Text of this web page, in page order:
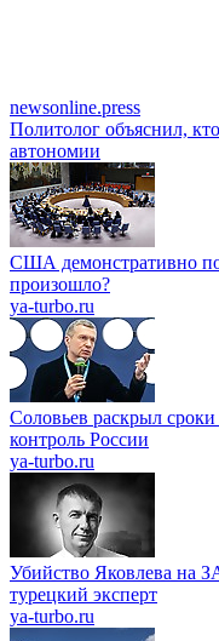
newsonline.press
Политолог объяснил,
автономии
США демонстративно
произошло?
ya-turbo.ru
Соловьев раскрыл
контроль России
ya-turbo.ru
Убийство Яковлева на
турецкий эксперт
ya-turbo.ru